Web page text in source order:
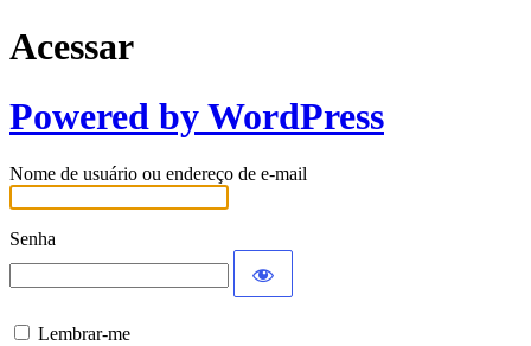
Acessar
Powered by WordPress
Nome de usuário ou endereço de e-mail
Senha
Lembrar-me